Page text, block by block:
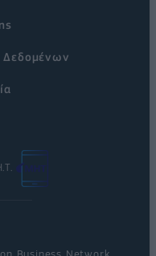
Δεδομένων